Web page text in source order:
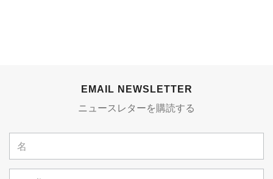
EMAIL NEWSLETTER
ニュースレターを購読する